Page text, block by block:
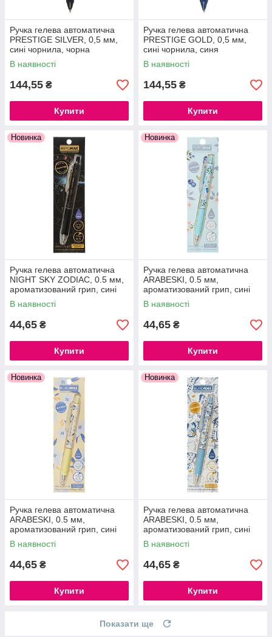
Ручка гелева автоматична
PRESTIGE SILVER, 0,5 мм,
сині чорнила, чорна
В наявності
144,55 ₴
Купити
Ручка гелева автоматична
PRESTIGE GOLD, 0,5 мм,
сині чорнила, синя
В наявності
144,55 ₴
Купити
Новинка
Ручка гелева автоматична
NIGHT SKY ZODIAC, 0.5 мм,
ароматизований грип, сині
чорнила
В наявності
44,65 ₴
Купити
Новинка
Ручка гелева автоматична
ARABESKI, 0.5 мм,
ароматизований грип, сині
чорнила, в блістері.
В наявності
44,65 ₴
Купити
Новинка
Ручка гелева автоматична
ARABESKI, 0.5 мм,
ароматизований грип, сині
чорнила, в блістері.
В наявності
44,65 ₴
Купити
Новинка
Ручка гелева автоматична
ARABESKI, 0.5 мм,
ароматизований грип, сині
чорнила, в блістері
В наявності
44,65 ₴
Купити
Показати ще